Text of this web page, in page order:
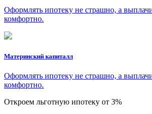
Оформлять ипотеку не страшно, а
комфортно.
Материнский капиталл
Оформлять ипотеку не страшно, а
комфортно.
Откроем льготную ипотеку от 3%